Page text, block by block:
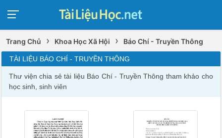
Trang Chủ › Khoa Học Xã Hội › Báo Chí - Truyền Thông
TÀI LIỆU BÁO CHÍ - TRUYỀN THÔNG
Thư viện chia sẻ tài liệu Báo Chí - Truyền Thông tham khảo cho
học sinh, sinh viên